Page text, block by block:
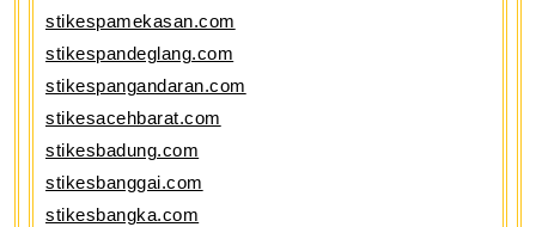
stikespamekasan.com
stikespandeglang.com
stikespangandaran.com
stikesacehbarat.com
stikesbadung.com
stikesbanggai.com
stikesbangka.com